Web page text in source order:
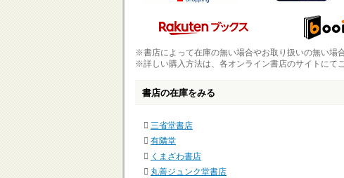
※書店によって在庫の無い場合やお取り扱いの無い場
※詳しい購入方法は、各オンライン書店のサイトにて
書店の在庫をみる
三省堂書店
有隣堂
くまざわ書店
丸善ジュンク堂書店